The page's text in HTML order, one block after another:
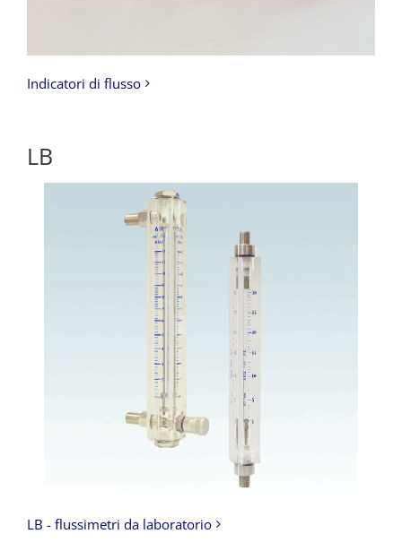
Indicatori di flusso
LB
LB - flussimetri da laboratorio